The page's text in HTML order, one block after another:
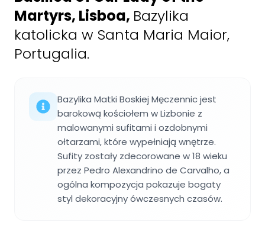
Martyrs, Lisboa, Bazylika
katolicka w Santa Maria Maior,
Portugalia.
Bazylika Matki Boskiej Męczennic jest
barokową kościołem w Lizbonie z
malowanymi sufitami i ozdobnymi
ołtarzami, które wypełniają wnętrze.
Sufity zostały zdecorowane w 18 wieku
przez Pedro Alexandrino de Carvalho, a
ogólna kompozycja pokazuje bogaty
styl dekoracyjny ówczesnych czasów.